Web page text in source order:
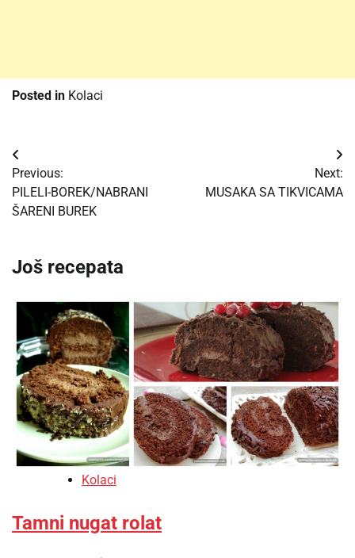
Posted in Kolaci
Post
navigation
Previous:
PILELI-BOREK/NABRANI
ŠARENI BUREK
Next:
MUSAKA SA TIKVICAMA
Još recepata
Kolaci
Tamni nugat rolat